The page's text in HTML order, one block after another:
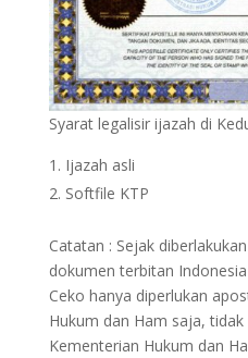
Syarat legalisir ijazah di
Ijazah asli
Softfile KTP
Catatan : Sejak
dokumen terbitan
Ceko hanya diperlukan
Hukum dan Ham saja,
Kementerian Hukum dan